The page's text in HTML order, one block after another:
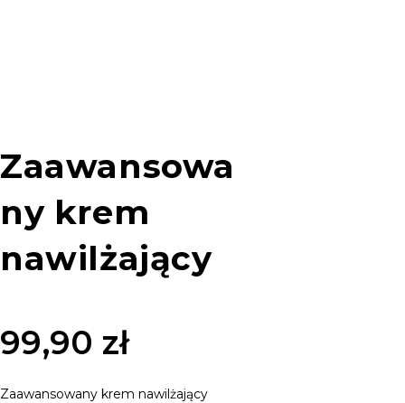
Zaawansowa
ny krem
nawilżający
99,90 zł
Zaawansowany krem nawilżający